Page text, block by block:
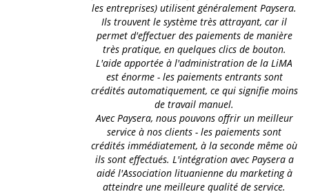
les entreprises) utilisent généralement Paysera.
Ils trouvent le système très attrayant, car il
permet d'effectuer des paiements de manière
très pratique, en quelques clics de bouton.
L'aide apportée à l'administration de la LiMA
est énorme - les paiements entrants sont
crédités automatiquement, ce qui signifie moins
de travail manuel.
Avec Paysera, nous pouvons offrir un meilleur
service à nos clients - les paiements sont
crédités immédiatement, à la seconde même où
ils sont effectués. L'intégration avec Paysera a
aidé l'Association lituanienne du marketing à
atteindre une meilleure qualité de service.